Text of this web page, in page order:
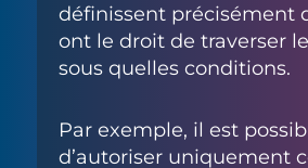
définissent précisément
ont le droit de traverser
sous quelles conditions.
Par exemple, il est
d’autoriser uniquement